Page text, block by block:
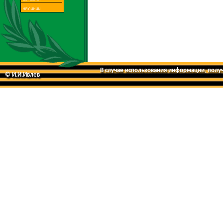
© И.И.Ивлев
В случае использования информации,